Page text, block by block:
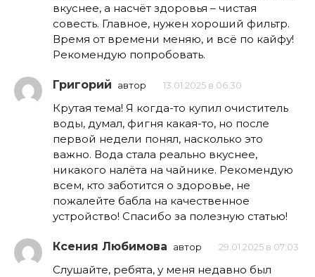
вкуснее, а насчёт здоровья – чистая
совесть. Главное, нужен хороший фильтр.
Время от времени меняю, и всё по кайфу!
Рекомендую попробовать.
Григорий автор 13.01.2025 в 06:30
Крутая тема! Я когда-то купил очиститель
воды, думал, фигня какая-то, но после
первой недели понял, насколько это
важно. Вода стала реально вкуснее,
никакого налёта на чайнике. Рекомендую
всем, кто заботится о здоровье, не
пожалейте бабла на качественное
устройство! Спасибо за полезную статью!
Ксения Любимова автор 29.01.2025 в 07:03
Слушайте, ребята, у меня недавно был